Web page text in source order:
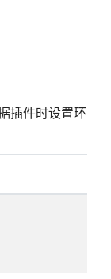
插件时设置环